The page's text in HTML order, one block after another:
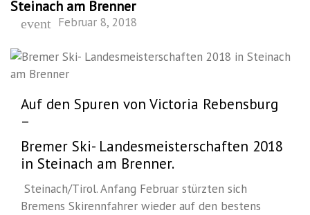
Steinach am Brenner
event Februar 8, 2018
Auf den Spuren von Victoria Rebensburg
–
Bremer Ski- Landesmeisterschaften 2018
in Steinach am Brenner.
Steinach/Tirol. Anfang Februar stürzten sich
Bremens Skirennfahrer wieder auf den bestens